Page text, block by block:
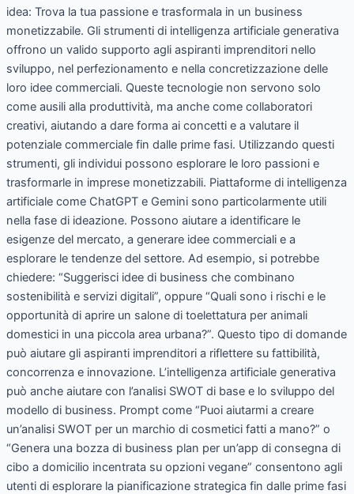
idea: Trova la tua passione e trasformala in un business
monetizzabile. Gli strumenti di intelligenza artificiale generativa
offrono un valido supporto agli aspiranti imprenditori nello
sviluppo, nel perfezionamento e nella concretizzazione delle
loro idee commerciali. Queste tecnologie non servono solo
come ausili alla produttività, ma anche come collaboratori
creativi, aiutando a dare forma ai concetti e a valutare il
potenziale commerciale fin dalle prime fasi. Utilizzando questi
strumenti, gli individui possono esplorare le loro passioni e
trasformarle in imprese monetizzabili. Piattaforme di intelligenza
artificiale come ChatGPT e Gemini sono particolarmente utili
nella fase di ideazione. Possono aiutare a identificare le
esigenze del mercato, a generare idee commerciali e a
esplorare le tendenze del settore. Ad esempio, si potrebbe
chiedere: “Suggerisci idee di business che combinano
sostenibilità e servizi digitali”, oppure “Quali sono i rischi e le
opportunità di aprire un salone di toelettatura per animali
domestici in una piccola area urbana?”. Questo tipo di domande
può aiutare gli aspiranti imprenditori a riflettere su fattibilità,
concorrenza e innovazione. L’intelligenza artificiale generativa
può anche aiutare con l’analisi SWOT di base e lo sviluppo del
modello di business. Prompt come “Puoi aiutarmi a creare
un’analisi SWOT per un marchio di cosmetici fatti a mano?” o
“Genera una bozza di business plan per un’app di consegna di
cibo a domicilio incentrata su opzioni vegane” consentono agli
utenti di esplorare la pianificazione strategica fin dalle prime fasi